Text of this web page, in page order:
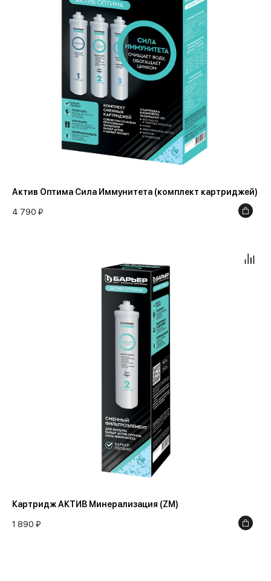
Актив Оптима Сила Иммунитета (комплект картриджей)
4 790 ₽
Картридж АКТИВ Минерализация (ZM)
1 890 ₽